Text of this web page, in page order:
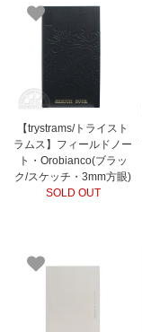
【trystrams/トライスト
ラムス】フィールドノー
ト・Orobianco(ブラッ
ク/スケッチ・3mm方眼)
SOLD OUT